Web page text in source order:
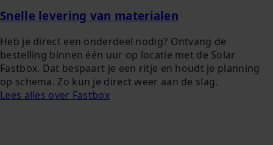
Snelle levering van materialen
Heb je direct een onderdeel nodig? Ontvang de
bestelling binnen één uur op locatie met de Solar
Fastbox. Dat bespaart je een ritje en houdt je planning
op schema. Zo kun je direct weer aan de slag.
Lees alles over Fastbox